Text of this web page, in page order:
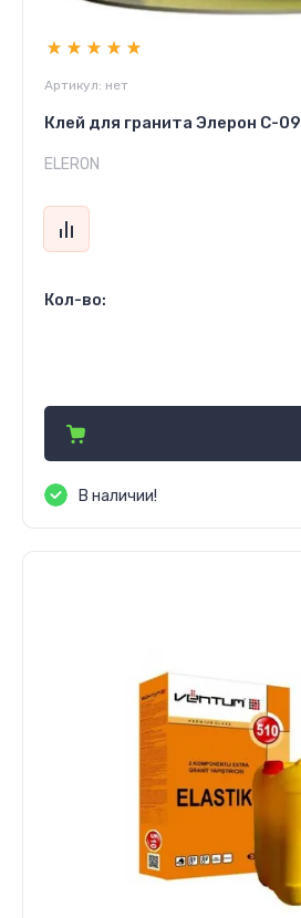
Артикул: нет
Клей для гранита Элерон С-09
ELERON
Кол-во:
В наличии!